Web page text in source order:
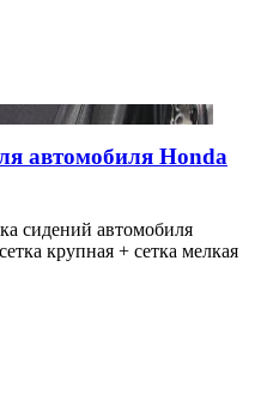
автомобиля Honda
сидений автомобиля
крупная + сетка мелкая